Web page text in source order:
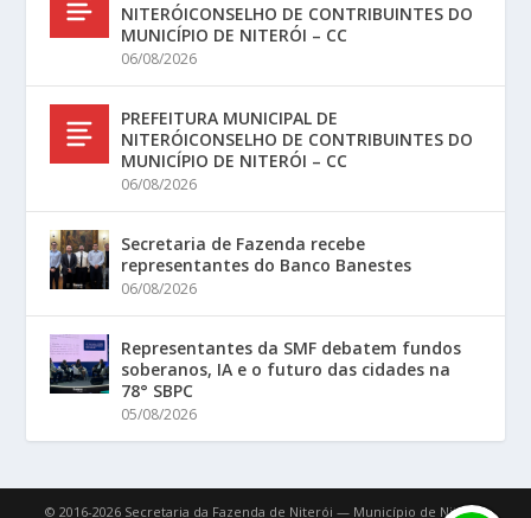
NITERÓICONSELHO DE CONTRIBUINTES DO
MUNICÍPIO DE NITERÓI – CC
06/08/2026
PREFEITURA MUNICIPAL DE
NITERÓICONSELHO DE CONTRIBUINTES DO
MUNICÍPIO DE NITERÓI – CC
06/08/2026
Secretaria de Fazenda recebe
representantes do Banco Banestes
06/08/2026
Representantes da SMF debatem fundos
soberanos, IA e o futuro das cidades na
78° SBPC
05/08/2026
© 2016-2026 Secretaria da Fazenda de Niterói — Município de Niterói.